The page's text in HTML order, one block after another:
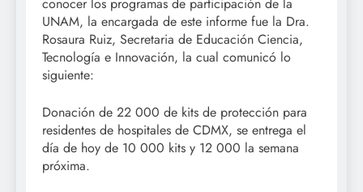
UNAM, la encargada de este informe fue la Dra.
Rosaura Ruiz, Secretaria de Educación Ciencia,
Tecnología e Innovación, la cual comunicó lo
siguiente:
Donación de 22 000 de kits de protección para
residentes de hospitales de CDMX, se entrega el
día de hoy de 10 000 kits y 12 000 la semana
próxima.